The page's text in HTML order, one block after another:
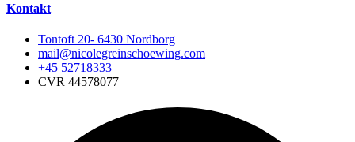
Kontakt
Tontoft 20- 6430 Nordborg
mail@nicolegreinschoewing.com
+45 52718333
CVR 44578077